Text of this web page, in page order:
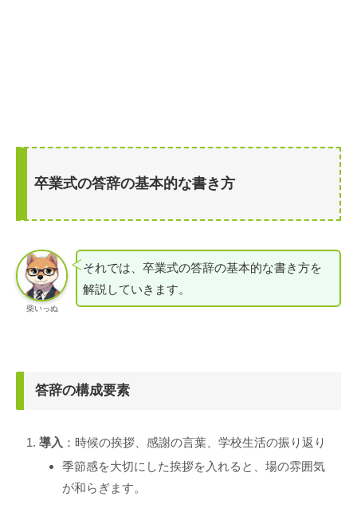
卒業式の答辞の基本的な書き方
柴いっぬ
それでは、卒業式の答辞の基本的な書き方を
解説していきます。
答辞の構成要素
導入 ：時候の挨拶、感謝の言葉、学校生活の振り返り
季節感を大切にした挨拶を入れると、場の雰囲気
が和らぎます。